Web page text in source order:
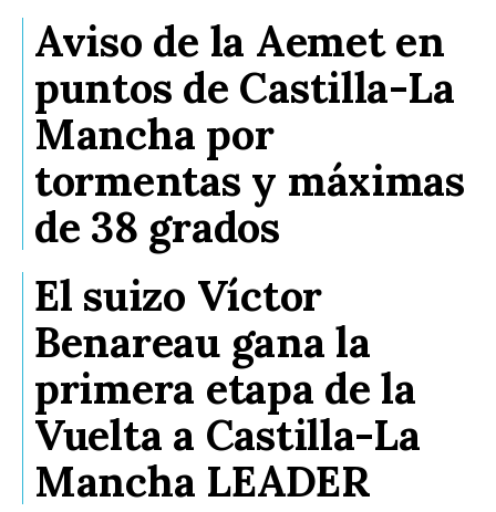
Aviso de la Aemet en
puntos de Castilla-La
Mancha por
tormentas y máximas
de 38 grados
El suizo Víctor
Benareau gana la
primera etapa de la
Vuelta a Castilla-La
Mancha LEADER